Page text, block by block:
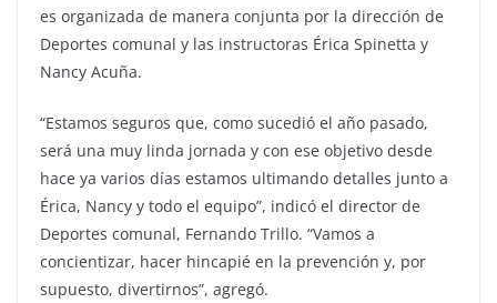
es organizada de manera conjunta por la dirección de
Deportes comunal y las instructoras Érica Spinetta y
Nancy Acuña.
“Estamos seguros que, como sucedió el año pasado,
será una muy linda jornada y con ese objetivo desde
hace ya varios días estamos ultimando detalles junto a
Érica, Nancy y todo el equipo”, indicó el director de
Deportes comunal, Fernando Trillo. “Vamos a
concientizar, hacer hincapié en la prevención y, por
supuesto, divertirnos”, agregó.